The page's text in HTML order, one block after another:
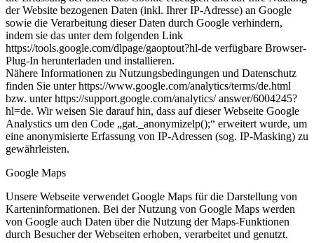
der Website bezogenen Daten (inkl. Ihrer IP-Adresse) an Google
sowie die Verarbeitung dieser Daten durch Google verhindern,
indem sie das unter dem folgenden Link
https://tools.google.com/dlpage/gaoptout?hl-de verfügbare Browser-
Plug-In herunterladen und installieren.
Nähere Informationen zu Nutzungsbedingungen und Datenschutz
finden Sie unter https://www.google.com/analytics/terms/de.html
bzw. unter https://support.google.com/analytics/ answer/6004245?
hl=de. Wir weisen Sie darauf hin, dass auf dieser Webseite Google
Analystics um den Code „gat._anonymizelp();“ erweitert wurde, um
eine anonymisierte Erfassung von IP-Adressen (sog. IP-Masking) zu
gewährleisten.
Google Maps
Unsere Webseite verwendet Google Maps für die Darstellung von
Karteninformationen. Bei der Nutzung von Google Maps werden
von Google auch Daten über die Nutzung der Maps-Funktionen
durch Besucher der Webseiten erhoben, verarbeitet und genutzt.